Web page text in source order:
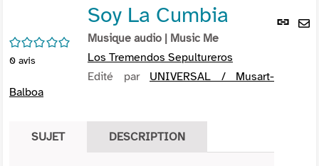
Lien
/5
0 avis
Soy La Cumbia
Musique audio | Music Me
Los Tremendos Sepultureros
Edité par UNIVERSAL / Musart-
Balboa
SUJET DESCRIPTION